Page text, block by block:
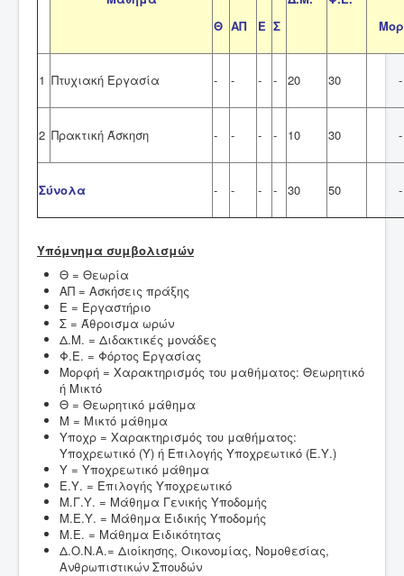
Θ ΑΠ Ε Σ
1 Πτυχιακή Εργασία - - - - 20 30 -
2 Πρακτική Άσκηση - - - - 10 30 -
Σύνολα - - - - 30 50 -
Υπόμνημα συμβολισμών
Θ = Θεωρία
ΑΠ = Ασκήσεις πράξης
Ε = Εργαστήριο
Σ = Άθροισμα ωρών
Δ.Μ. = Διδακτικές μονάδες
Φ.Ε. = Φόρτος Εργασίας
Μορφή = Χαρακτηρισμός του μαθήματος: Θεωρητικό
ή Μικτό
Θ = Θεωρητικό μάθημα
Μ = Μικτό μάθημα
Υποχρ = Χαρακτηρισμός του μαθήματος:
Υποχρεωτικό (Υ) ή Επιλογής Υποχρεωτικό (Ε.Υ.)
Υ = Υποχρεωτικό μάθημα
Ε.Υ. = Επιλογής Υποχρεωτικό
Μ.Γ.Υ. = Μάθημα Γενικής Υποδομής
Μ.Ε.Υ. = Μάθημα Ειδικής Υποδομής
Μ.Ε. = Μάθημα Ειδικότητας
Δ.Ο.Ν.Α.= Διοίκησης, Οικονομίας, Νομοθεσίας,
Ανθρωπιστικών Σπουδών